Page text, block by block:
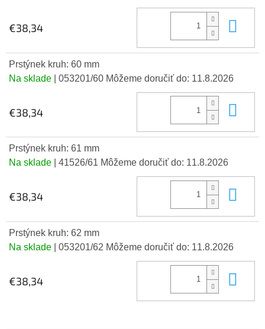
€38,34
Prstýnek kruh: 60 mm
Na sklade
| 053201/60 Môžeme doručiť do: 11.8.2026
€38,34
Prstýnek kruh: 61 mm
Na sklade
| 41526/61 Môžeme doručiť do: 11.8.2026
€38,34
Prstýnek kruh: 62 mm
Na sklade
| 053201/62 Môžeme doručiť do: 11.8.2026
€38,34